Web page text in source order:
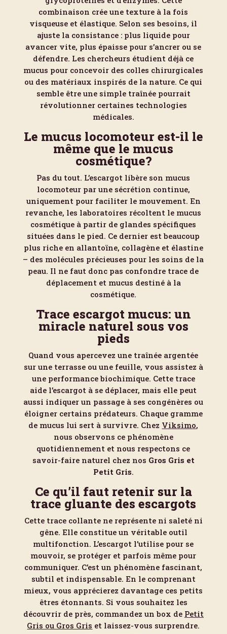
combinaison crée une texture à la fois
visqueuse et élastique. Selon ses besoins, il
ajuste la consistance : plus liquide pour
avancer vite, plus épaisse pour s’ancrer ou se
défendre. Les chercheurs étudient déjà ce
mucus pour concevoir des colles chirurgicales
ou des matériaux inspirés de la nature. Ce qui
semble être une simple traînée pourrait
révolutionner certaines technologies
médicales.
Le mucus locomoteur est-il le
même que le mucus
cosmétique?
Pas du tout. L’escargot libère son mucus
locomoteur par une sécrétion continue,
uniquement pour faciliter le mouvement. En
revanche, les laboratoires récoltent le mucus
cosmétique à partir de glandes spécifiques
situées dans le pied. Ce dernier est beaucoup
plus riche en allantoïne, collagène et élastine
– des molécules précieuses pour les soins de la
peau. Il ne faut donc pas confondre trace de
déplacement et mucus destiné à la
cosmétique.
Trace escargot mucus: un
miracle naturel sous vos
pieds
Quand vous apercevez une traînée argentée
sur une terrasse ou une feuille, vous assistez à
une performance biochimique. Cette trace
aide l’escargot à se déplacer, mais elle peut
aussi indiquer un passage à ses congénères ou
éloigner certains prédateurs. Chaque gramme
de mucus lui sert à survivre. Chez Viksimo,
nous observons ce phénomène
quotidiennement et nous respectons ce
savoir-faire naturel chez nos Gros Gris et
Petit Gris.
Ce qu’il faut retenir sur la
trace gluante des escargots
Cette trace collante ne représente ni saleté ni
gêne. Elle constitue un véritable outil
multifonction. L’escargot l’utilise pour se
mouvoir, se protéger et parfois même pour
communiquer. C’est un phénomène fascinant,
subtil et indispensable. En le comprenant
mieux, vous apprécierez davantage ces petits
êtres étonnants. Si vous souhaitez les
découvrir de près, commandez un box de Petit
Gris ou Gros Gris et laissez-vous surprendre.